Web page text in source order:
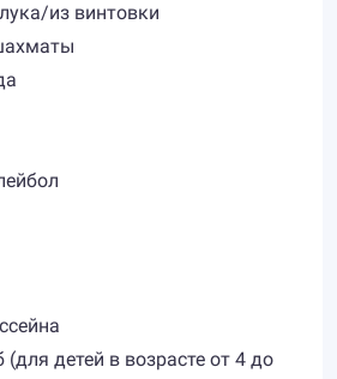
из винтовки
(для детей в возрасте от 4 до